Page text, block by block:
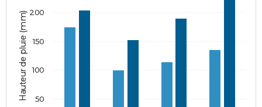
Hauteur de pluie (mm) 50
100
150
200